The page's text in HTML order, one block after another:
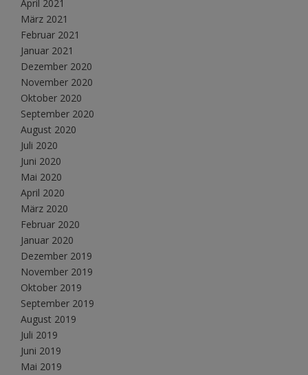
April 2021
März 2021
Februar 2021
Januar 2021
Dezember 2020
November 2020
Oktober 2020
September 2020
August 2020
Juli 2020
Juni 2020
Mai 2020
April 2020
März 2020
Februar 2020
Januar 2020
Dezember 2019
November 2019
Oktober 2019
September 2019
August 2019
Juli 2019
Juni 2019
Mai 2019